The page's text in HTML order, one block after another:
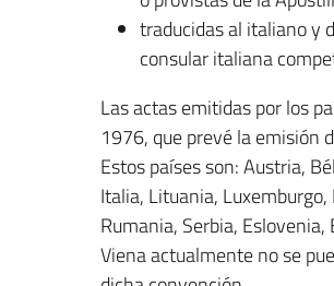
traducidas al italiano y
consular italiana
Las actas emitidas por los
1976, que prevé la emisión
Estos países son: Austria,
Italia, Lituania,
Rumania, Serbia,
Viena actualmente no se